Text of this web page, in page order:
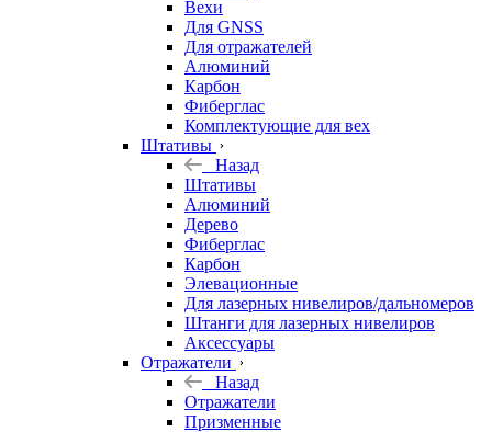
Вехи
Для GNSS
Для отражателей
Алюминий
Карбон
Фиберглас
Комплектующие для вех
Штативы
Назад
Штативы
Алюминий
Дерево
Фиберглас
Карбон
Элевационные
Для лазерных нивелиров/дальномеров
Штанги для лазерных нивелиров
Аксессуары
Отражатели
Назад
Отражатели
Призменные